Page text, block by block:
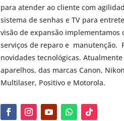
para atender ao cliente com
sistema de senhas e TV para
visão de expansão implementamos
serviços de reparo e manutenção.
novidades tecnológicas.
aparelhos, das marcas Canon, Nikon
Multilaser, Positivo e Motorola.